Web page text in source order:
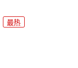
最热